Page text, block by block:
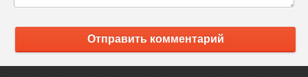
Отправить комментарий